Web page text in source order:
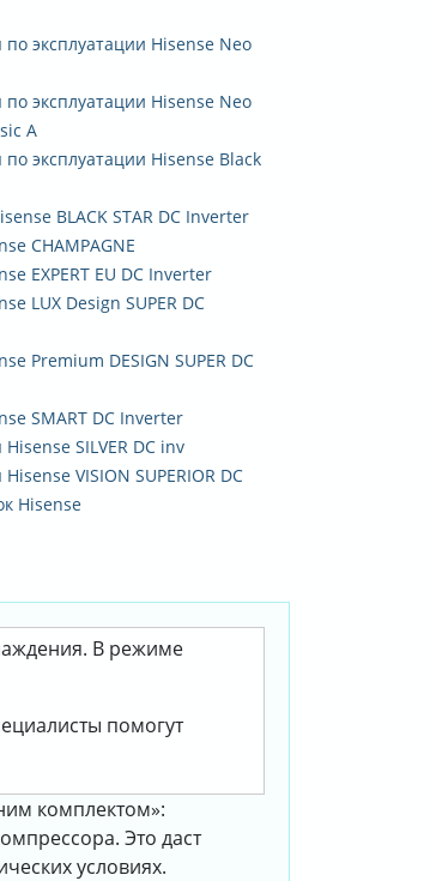
по эксплуатации Hisense Neo
по эксплуатации Hisense Neo
A
эксплуатации Hisense Black
BLACK STAR DC Inverter
CHAMPAGNE
EXPERT EU DC Inverter
LUX Design SUPER DC
Premium DESIGN SUPER DC
SMART DC Inverter
SILVER DC inv
VISION SUPERIOR DC
Hisense
В режиме
помогут
комплектом»:
Это даст
условиях.